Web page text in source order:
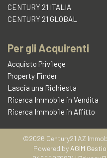
39/095301265
Richiedi
CENTURY 21 ITALIA
CENTURY 21 GLOBAL
Per gli Acquirenti
Acquisto Privilege
Property Finder
Lascia una Richiesta
Ricerca Immobile in Vendita
Ricerca Immobile in Affitto
©2026 Century21 AZ
Powered by AGIM